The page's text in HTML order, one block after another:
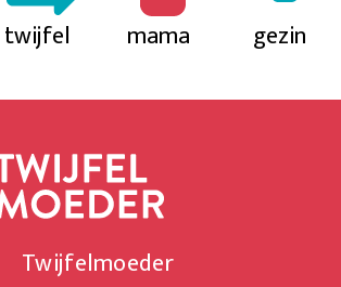
twijfel mama gezin
Twijfelmoeder